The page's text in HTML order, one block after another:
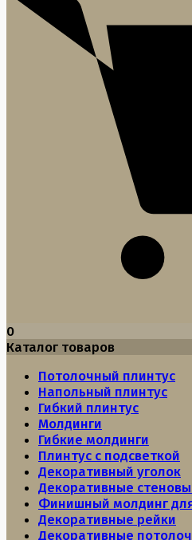
0
Каталог товаров
Потолочный плинтус
Напольный плинтус
Гибкий плинтус
Молдинги
Гибкие молдинги
Плинтус с подсветкой
Декоративный уголок
Декоративные
Финишный молдинг
Декоративные рейки
Декоративные